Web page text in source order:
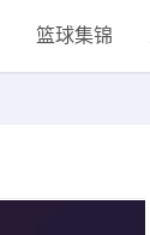
篮球集锦